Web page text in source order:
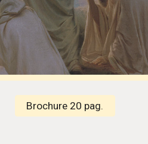
Brochure 20 pag.